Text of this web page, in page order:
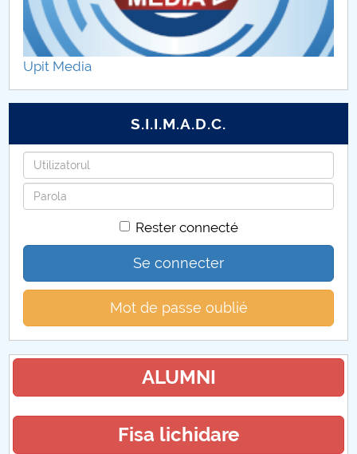
Lucrări de verificare FECC (CUP)
Upit Media
S.I.I.M.A.D.C.
Identifiant
Mot
de
Rester connecté
Se connecter
Mot de passe oublié
ALUMNI
Fisa lichidare